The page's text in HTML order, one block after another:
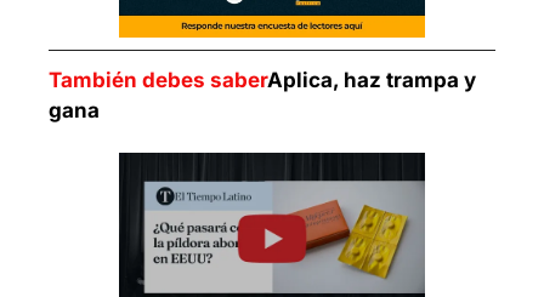
También debes saberAplica, haz trampa y
gana